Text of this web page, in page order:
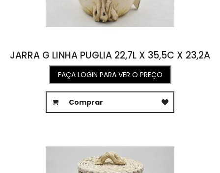
JARRA G LINHA PUGLIA 22,7L X 35,5C X 23,2A
FAÇA LOGIN PARA VER O PREÇO
Comprar